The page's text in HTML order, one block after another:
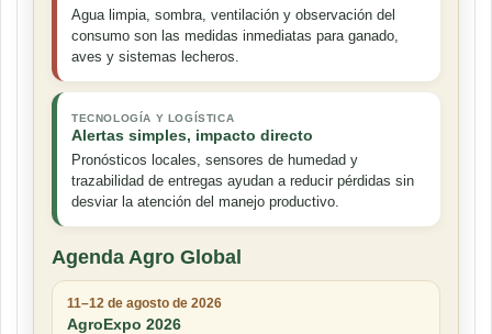
Agua limpia, sombra, ventilación y observación del
consumo son las medidas inmediatas para ganado,
aves y sistemas lecheros.
TECNOLOGÍA Y LOGÍSTICA
Alertas simples, impacto directo
Pronósticos locales, sensores de humedad y
trazabilidad de entregas ayudan a reducir pérdidas sin
desviar la atención del manejo productivo.
Agenda Agro Global
11–12 de agosto de 2026
AgroExpo 2026